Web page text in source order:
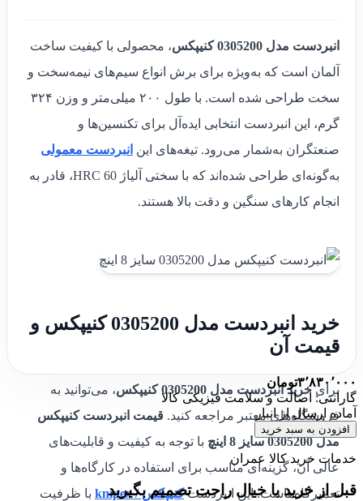
انبردست مدل 0305200 کنیپکس
، محصولی با کیفیت ساخت
آلمان است که به‌ویژه برای برش انواع سیم‌های نیمه‌سخت و
سخت طراحی شده است. با طول ۲۰۰ میلی‌متر و وزن ۳۲۴
گرم، این انبردست انتخابی ایده‌آل برای تکنسین‌ها و
صنعتگران به‌شمار می‌رود. تیغه‌های این انبردست معمولی
به‌گونه‌ای طراحی شده‌اند که با سختی آلیاژ HRC 60، قادر به
انجام کارهای سنگین و دقت بالا هستند.
خرید انبردست مدل 0305200 کنیپکس و
قیمت آن
برایخرید انبردست مدل 0305200 کنیپکس
، می‌توانید به
فروشگاه‌های معتبر مراجعه کنید. قیمت انبردست کنیپکس
مدل 0305200 سایز 8 اینچ
با توجه به کیفیت و قابلیت‌های
عالی آن، گزینه‌ای مناسب برای استفاده در کارگاه‌ها و
تعمیرگاه‌هاست. این انبردستکنیپکس / knipex
با ظرفیت
۳٬۸۳۰٬۰۰۰تومان
گارانتی: اصالت و سلامت فیزیکی کالا
آماده ارسال از انبار
افزودن به سبد خرید
خدمات خرید کالا عمران
قبل از خرید با خیال راحت تصمیم بگیرید